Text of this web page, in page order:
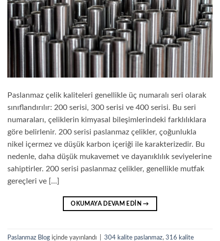
Paslanmaz çelik kaliteleri genellikle üç numaralı seri olarak
sınıflandırılır: 200 serisi, 300 serisi ve 400 serisi. Bu seri
numaraları, çeliklerin kimyasal bileşimlerindeki farklılıklara
göre belirlenir. 200 serisi paslanmaz çelikler, çoğunlukla
nikel içermez ve düşük karbon içeriği ile karakterizedir. Bu
nedenle, daha düşük mukavemet ve dayanıklılık seviyelerine
sahiptirler. 200 serisi paslanmaz çelikler, genellikle mutfak
gereçleri ve […]
OKUMAYA DEVAM EDIN→
Paslanmaz Blog içinde yayınlandı 304 kalite paslanmaz, 316 kalite